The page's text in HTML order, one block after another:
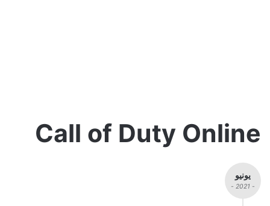
Call of Duty Online
يونيو
- 2021 -